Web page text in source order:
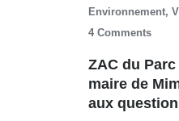
Environnement,
4 Comments
ZAC du
maire de
aux